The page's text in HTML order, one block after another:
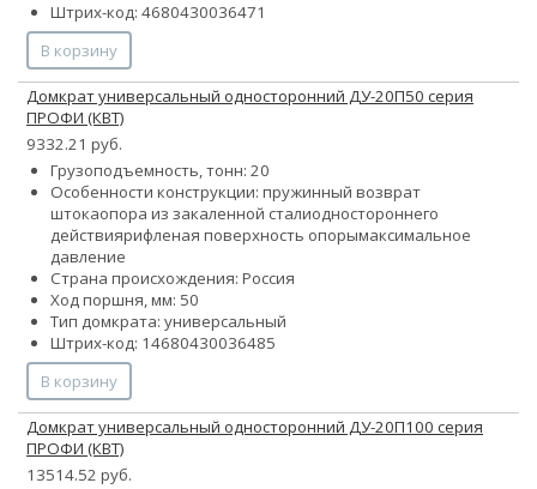
Штрих-код: 4680430036471
В корзину
Домкрат универсальный односторонний ДУ-20П50 серия
ПРОФИ (КВТ)
9332.21 руб.
Грузоподъемность, тонн: 20
Особенности конструкции: пружинный возврат
штокаопора из закаленной сталиодностороннего
действиярифленая поверхность опорымаксимальное
давление
Страна происхождения: Россия
Ход поршня, мм: 50
Тип домкрата: универсальный
Штрих-код: 14680430036485
В корзину
Домкрат универсальный односторонний ДУ-20П100 серия
ПРОФИ (КВТ)
13514.52 руб.